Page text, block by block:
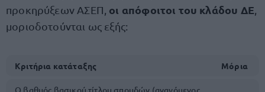
προκηρύξεων ΑΣΕΠ, οι απόφοιτοι του κλάδου ΔΕ
μοριοδοτούνται ως εξής:
Κριτήρια κατάταξης Μόρια
Ο βαθμός βασικού τίτλου σπουδών (αναγόμενος